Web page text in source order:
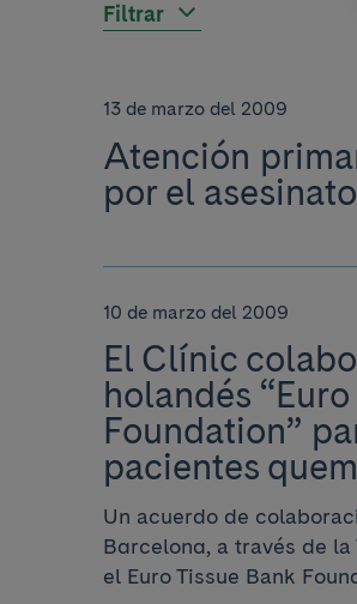
Filtrar
13 de marzo del 2009
Atención
por el
10 de marzo del 2009
El Clínic
holandés
Foundation”
pacientes
Un acuerdo de
Barcelona, a través de la
el Euro Tissue Bank